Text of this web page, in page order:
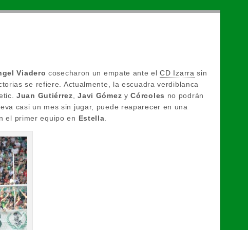
Viadero cosecharon un empate ante elCD Izarra sin
se refiere. Actualmente, la escuadra verdiblanca
Juan Gutiérrez ,Javi Gómez yCórcoles no podrán
casi un mes sin jugar, puede reaparecer en una
el primer equipo en Estella